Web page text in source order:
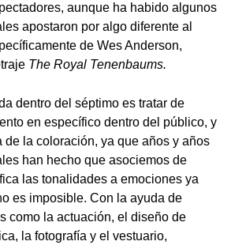
aunque ha habido algunos
apostaron por algo diferente al
de Wes Anderson,
The Royal Tenenbaums.
dentro del séptimo es tratar de
en específico dentro del público, y
de la coloración, ya que años y años
han hecho que asociemos de
las tonalidades a emociones ya
es imposible. Con la ayuda de
como la actuación, el diseño de
la fotografía y el vestuario,